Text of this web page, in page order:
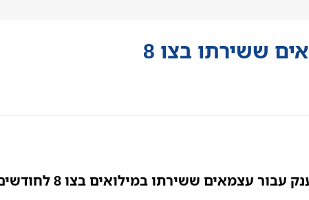
ששירתו בצו 8
ששירתו במילואים בצו 8 לחודשים מאי יוני 2024.